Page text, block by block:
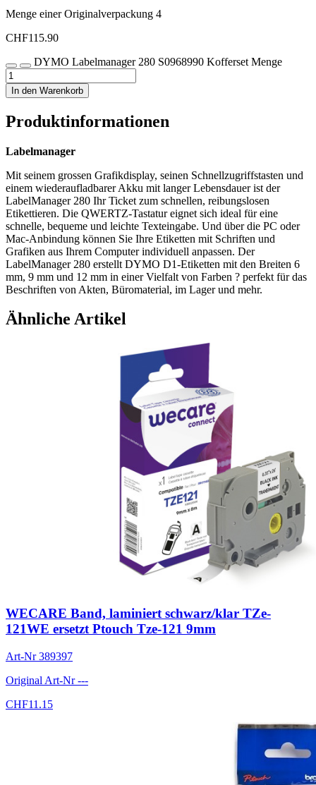
Menge einer Originalverpackung 4
CHF115.90
DYMO Labelmanager 280 S0968990 Kofferset Menge
In den Warenkorb
Produktinformationen
Labelmanager
Mit seinem grossen Grafikdisplay, seinen Schnellzugriffstasten und
einem wiederaufladbarer Akku mit langer Lebensdauer ist der
LabelManager 280 Ihr Ticket zum schnellen, reibungslosen
Etikettieren. Die QWERTZ-Tastatur eignet sich ideal für eine
schnelle, bequeme und leichte Texteingabe. Und über die PC oder
Mac-Anbindung können Sie Ihre Etiketten mit Schriften und
Grafiken aus Ihrem Computer individuell anpassen. Der
LabelManager 280 erstellt DYMO D1-Etiketten mit den Breiten 6
mm, 9 mm und 12 mm in einer Vielfalt von Farben ? perfekt für das
Beschriften von Akten, Büromaterial, im Lager und mehr.
Ähnliche Artikel
WECARE Band, laminiert schwarz/klar TZe-
121WE ersetzt Ptouch Tze-121 9mm
Art-Nr389397
Original Art-Nr---
CHF11.15